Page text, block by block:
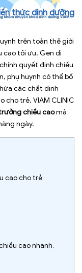
thức dinh dưỡng
trên toàn thế giới
cao tối ưu. Gen di
quyết định chiều
phụ huynh có thể bổ
các chất dinh
trẻ. VIAM CLINIC
chiều caomà
ngày.
cao cho trẻ
cao nhanh,